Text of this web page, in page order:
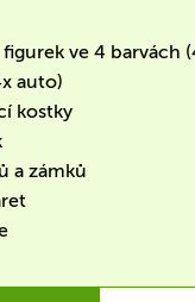
ve 4 barvách
auto)
kostky
a zámků